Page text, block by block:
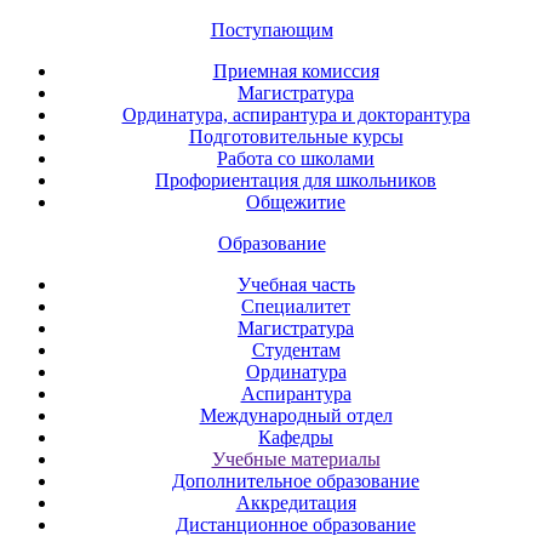
Поступающим
Приемная комиссия
Магистратура
Ординатура, аспирантура и докторантура
Подготовительные курсы
Работа со школами
Профориентация для школьников
Общежитие
Образование
Учебная часть
Специалитет
Магистратура
Студентам
Ординатура
Аспирантура
Международный отдел
Кафедры
Учебные материалы
Дополнительное образование
Аккредитация
Дистанционное образование